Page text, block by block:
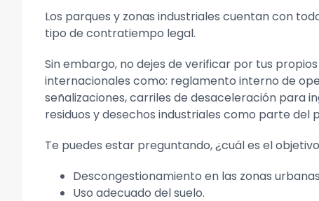
Los parques y zonas industriales cuentan con
tipo de contratiempo legal.
Sin embargo, no dejes de verificar por tus
internacionales como: reglamento interno de
señalizaciones, carriles de desaceleración para
residuos y desechos industriales como parte del
Te puedes estar preguntando, ¿cuál es el
Descongestionamiento en las zonas
Uso adecuado del suelo.